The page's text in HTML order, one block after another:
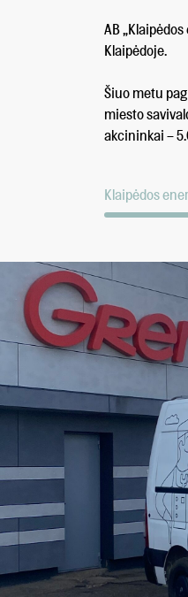
AB
Klaipėdoje.
Šiuo metu
miesto
akcininkai –
Klaipėdos